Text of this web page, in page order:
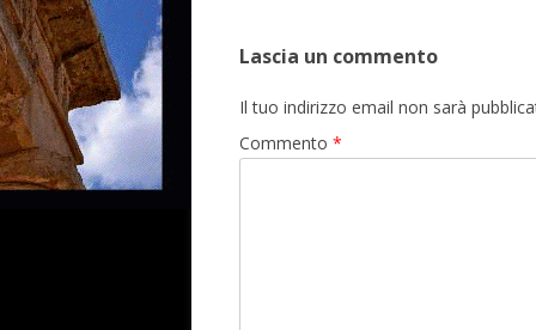
Lascia un commento
Il tuo indirizzo email non sarà
Commento *